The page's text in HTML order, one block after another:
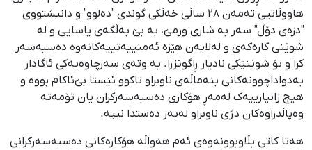
هاووڵاتیی تەمەن ٢٨ ساڵی خەڵکی گوندی "دەلوو" و دانیشتووی
"دزەی دۆڵ" سەر بە شاری ورمێ، بە بێ بەڵگەی یاسایی و لە
شوێنی کارەکەی و لەلایەن هێزە ئەمنییەتییەکانەوە دەسبەسەر
کرا و بۆ شوێنێکی نادیار ڕاگوێزرا. بە وتەی سەرچاوەیەکی ئاگادار
بەدواداچوونەکانی بنەماڵەی ناوبراو تاکوو ئێستا بێ‌ئاکام بووە و
هیچ زانیارییەک لەمەڕ هۆکاری دەسبەسەرکران یان تۆمەتە
وەپاڵدراوەکان دژی ناوبراو لەبەر دەستدا نییە.
هەتا کاتی بڵاوبوونەوەی ئەم هەواڵە هۆکارەکانی دەسبەسەرکرانی